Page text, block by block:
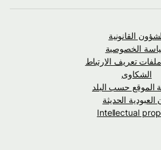
القانونية
الخصوصية
تعريف الارتباط
الشكاوى
حسب البلد
الحديثة
Intellectual